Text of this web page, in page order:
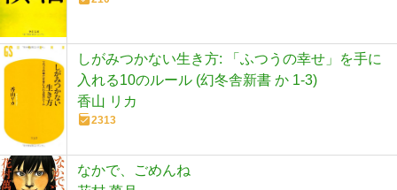
しがみつかない生き方: 「ふつうの幸せ」を手に
入れる10のルール (幻冬舎新書 か 1-3)
香山 リカ
2313
なかで、ごめんね